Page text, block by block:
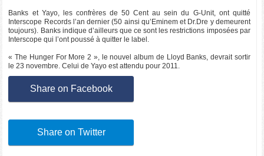
Banks et Yayo, les confrères de 50 Cent au sein du G-Unit, ont quitté
Interscope Records l’an dernier (50 ainsi qu’Eminem et Dr.Dre y demeurent
toujours). Banks indique d’ailleurs que ce sont les restrictions imposées par
Interscope qui l’ont poussé à quitter le label.
« The Hunger For More 2 », le nouvel album de Lloyd Banks, devrait sortir
le 23 novembre. Celui de Yayo est attendu pour 2011.
Share on Facebook
Share on Twitter